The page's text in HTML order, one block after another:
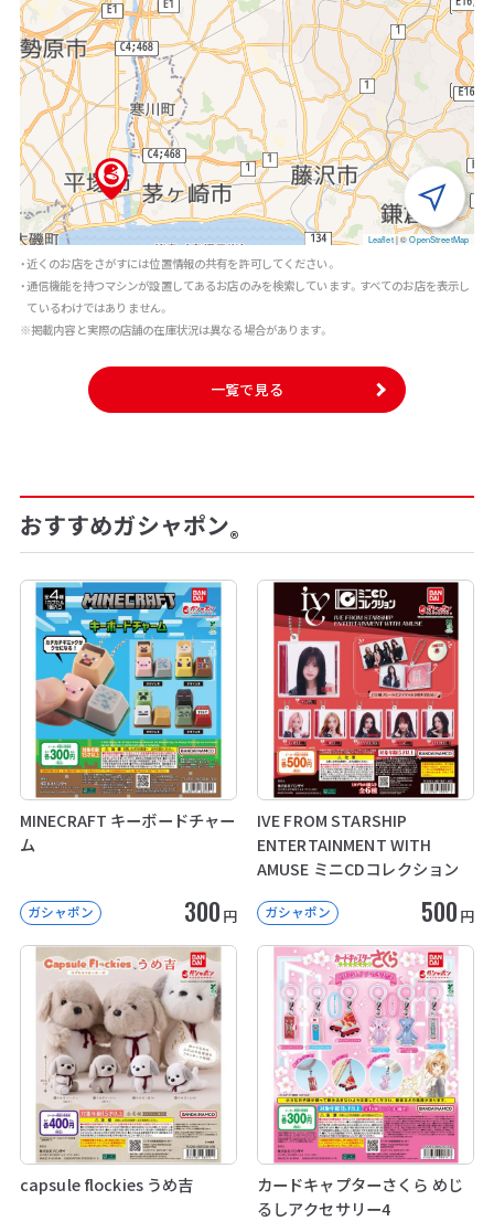
Leaflet |©OpenStreetMap
・近くのお店をさがすには位置情報の共有を許可してください。
・通信機能を持つマシンが設置してあるお店のみを検索しています。すべてのお店を表示し
ているわけではありません。
※掲載内容と実際の店舗の在庫状況は異なる場合があります。
一覧で見る
おすすめガシャポン®
MINECRAFT キーボードチャー
ム
ガシャポン 300 円
IVE FROM STARSHIP
ENTERTAINMENT WITH
AMUSE ミニCDコレクション
ガシャポン 500 円
capsule flockies うめ吉
カードキャプターさくら めじ
るしアクセサリー4